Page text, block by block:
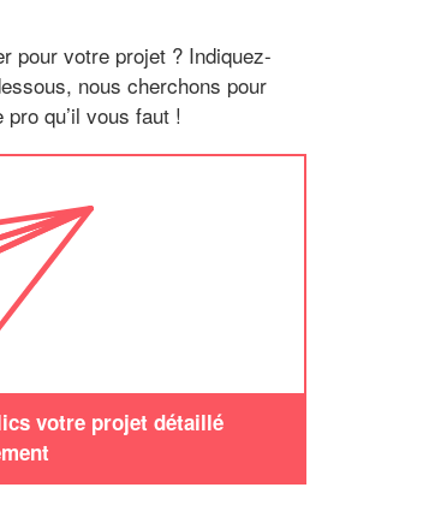
pour votre projet ? Indiquez-
nous cherchons pour
qu’il vous faut !
votre projet détaillé